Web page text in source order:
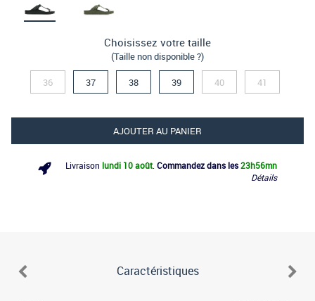
Choisissez votre taille
(Taille non disponible ?)
36 37 38 39 40 41
AJOUTER AU PANIER
Livraison lundi 10 août Commandez dans les23h56mn
Détails
Caractéristiques